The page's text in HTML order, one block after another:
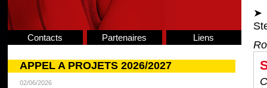
Contacts Partenaires Liens
APPEL A PROJETS 2026/2027
02/06/2026